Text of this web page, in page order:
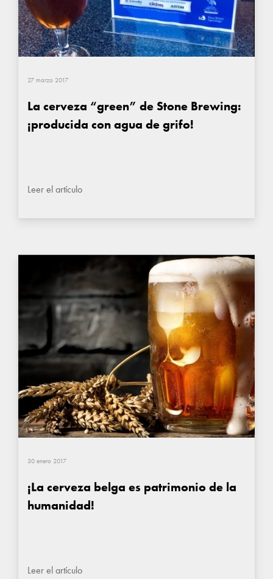
27 marzo 2017
La cerveza “green” de Stone Brewing:
¡producida con agua de grifo!
Leer el artículo
30 enero 2017
¡La cerveza belga es patrimonio de la
humanidad!
Leer el artículo